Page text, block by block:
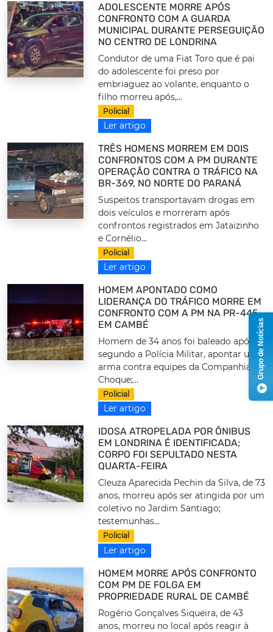
ADOLESCENTE MORRE APÓS
CONFRONTO COM A GUARDA
MUNICIPAL DURANTE PERSEGUIÇÃO
NO CENTRO DE LONDRINA
Condutor de uma Fiat Toro que é pai
do adolescente foi preso por
embriaguez ao volante, enquanto o
filho morreu após,...
Policial
Ler artigo
TRÊS HOMENS MORREM EM DOIS
CONFRONTOS COM A PM DURANTE
OPERAÇÃO CONTRA O TRÁFICO NA
BR-369, NO NORTE DO PARANÁ
Suspeitos transportavam drogas em
dois veículos e morreram após
confrontos registrados em Jataizinho
e Cornélio...
Policial
Ler artigo
HOMEM APONTADO COMO
LIDERANÇA DO TRÁFICO MORRE EM
CONFRONTO COM A PM NA PR-445,
EM CAMBÉ
Homem de 34 anos foi baleado após,
segundo a Polícia Militar, apontar uma
arma contra equipes da Companhia de
Choque;...
Policial
Ler artigo
IDOSA ATROPELADA POR ÔNIBUS
EM LONDRINA É IDENTIFICADA;
CORPO FOI SEPULTADO NESTA
QUARTA-FEIRA
Cleuza Aparecida Pechin da Silva, de 73
anos, morreu após ser atingida por um
coletivo no Jardim Santiago;
testemunhas...
Policial
Ler artigo
HOMEM MORRE APÓS CONFRONTO
COM PM DE FOLGA EM
PROPRIEDADE RURAL DE CAMBÉ
Rogério Gonçalves Siqueira, de 43
anos, morreu no local após reagir à
Grupo de Notícias